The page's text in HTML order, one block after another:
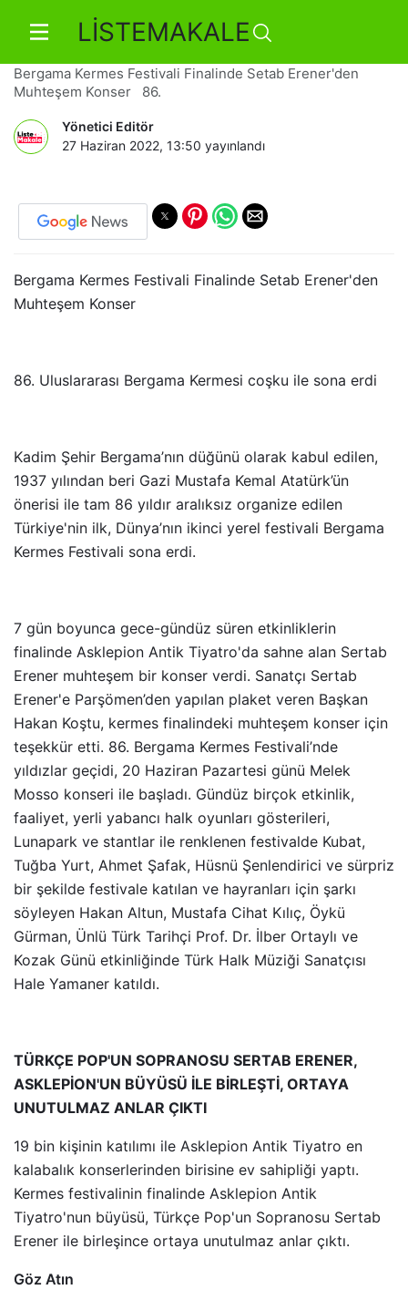
LİSTEMAKALE
19 bin kişi ile muhteşem konser
Bergama Kermes Festivali Finalinde Setab Erener'den
Muhteşem Konser 86.
Yönetici Editör
27 Haziran 2022, 13:50 yayınlandı
Bergama Kermes Festivali Finalinde Setab Erener'den
Muhteşem Konser
86. Uluslararası Bergama Kermesi coşku ile sona erdi
Kadim Şehir Bergama’nın düğünü olarak kabul edilen,
1937 yılından beri Gazi Mustafa Kemal Atatürk’ün
önerisi ile tam 86 yıldır aralıksız organize edilen
Türkiye'nin ilk, Dünya’nın ikinci yerel festivali Bergama
Kermes Festivali sona erdi.
7 gün boyunca gece-gündüz süren etkinliklerin
finalinde Asklepion Antik Tiyatro'da sahne alan Sertab
Erener muhteşem bir konser verdi. Sanatçı Sertab
Erener'e Parşömen’den yapılan plaket veren Başkan
Hakan Koştu, kermes finalindeki muhteşem konser için
teşekkür etti. 86. Bergama Kermes Festivali’nde
yıldızlar geçidi, 20 Haziran Pazartesi günü Melek
Mosso konseri ile başladı. Gündüz birçok etkinlik,
faaliyet, yerli yabancı halk oyunları gösterileri,
Lunapark ve stantlar ile renklenen festivalde Kubat,
Tuğba Yurt, Ahmet Şafak, Hüsnü Şenlendirici ve sürpriz
bir şekilde festivale katılan ve hayranları için şarkı
söyleyen Hakan Altun, Mustafa Cihat Kılıç, Öykü
Gürman, Ünlü Türk Tarihçi Prof. Dr. İlber Ortaylı ve
Kozak Günü etkinliğinde Türk Halk Müziği Sanatçısı
Hale Yamaner katıldı.
TÜRKÇE POP'UN SOPRANOSU SERTAB ERENER,
ASKLEPİON'UN BÜYÜSÜ İLE BİRLEŞTİ, ORTAYA
UNUTULMAZ ANLAR ÇIKTI
19 bin kişinin katılımı ile Asklepion Antik Tiyatro en
kalabalık konserlerinden birisine ev sahipliği yaptı.
Kermes festivalinin finalinde Asklepion Antik
Tiyatro'nun büyüsü, Türkçe Pop'un Sopranosu Sertab
Erener ile birleşince ortaya unutulmaz anlar çıktı.
Göz Atın